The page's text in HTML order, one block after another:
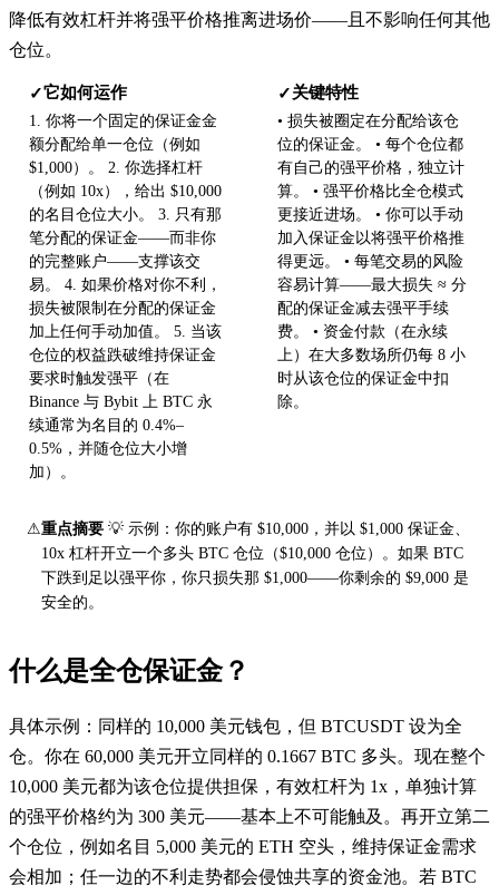
降低有效杠杆并将强平价格推离进场价——且不影响任何其他
仓位。
✓它如何运作
1. 你将一个固定的保证金金
额分配给单一仓位（例如
$1,000）。 2. 你选择杠杆
（例如 10x），给出 $10,000
的名目仓位大小。 3. 只有那
笔分配的保证金——而非你
的完整账户——支撑该交
易。 4. 如果价格对你不利，
损失被限制在分配的保证金
加上任何手动加值。 5. 当该
仓位的权益跌破维持保证金
要求时触发强平（在
Binance 与 Bybit 上 BTC 永
续通常为名目的 0.4%–
0.5%，并随仓位大小增
加）。
✓关键特性
• 损失被圈定在分配给该仓
位的保证金。 • 每个仓位都
有自己的强平价格，独立计
算。 • 强平价格比全仓模式
更接近进场。 • 你可以手动
加入保证金以将强平价格推
得更远。 • 每笔交易的风险
容易计算——最大损失 ≈ 分
配的保证金减去强平手续
费。 • 资金付款（在永续
上）在大多数场所仍每 8 小
时从该仓位的保证金中扣
除。
⚠重点摘要 💡 示例：你的账户有 $10,000，并以 $1,000 保证金、
10x 杠杆开立一个多头 BTC 仓位（$10,000 仓位）。如果 BTC
下跌到足以强平你，你只损失那 $1,000——你剩余的 $9,000 是
安全的。
什么是全仓保证金？
具体示例：同样的 10,000 美元钱包，但 BTCUSDT 设为全
仓。你在 60,000 美元开立同样的 0.1667 BTC 多头。现在整个
10,000 美元都为该仓位提供担保，有效杠杆为 1x，单独计算
的强平价格约为 300 美元——基本上不可能触及。再开立第二
个仓位，例如名目 5,000 美元的 ETH 空头，维持保证金需求
会相加；任一边的不利走势都会侵蚀共享的资金池。若 BTC